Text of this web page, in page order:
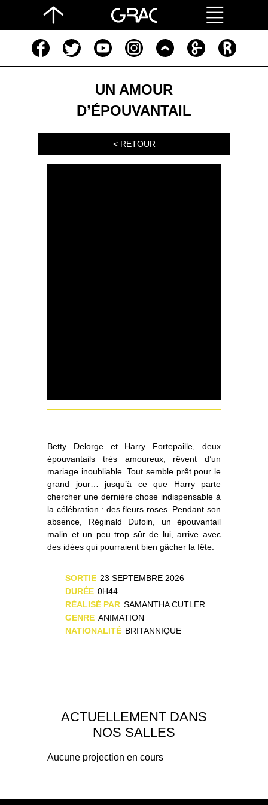
UN AMOUR
D’ÉPOUVANTAIL
< RETOUR
Betty Delorge et Harry Fortepaille, deux
épouvantails très amoureux, rêvent d’un
mariage inoubliable. Tout semble prêt pour le
grand jour… jusqu’à ce que Harry parte
chercher une dernière chose indispensable à
la célébration : des fleurs roses. Pendant son
absence, Réginald Dufoin, un épouvantail
malin et un peu trop sûr de lui, arrive avec
des idées qui pourraient bien gâcher la fête.
SORTIE 23 SEPTEMBRE 2026
DURÉE 0H44
RÉALISÉ PAR SAMANTHA CUTLER
GENRE ANIMATION
NATIONALITÉ BRITANNIQUE
ACTUELLEMENT DANS
NOS SALLES
Aucune projection en cours